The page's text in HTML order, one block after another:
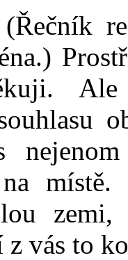
místě.
vás to